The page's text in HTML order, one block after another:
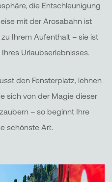
die Entschleunigung
mit der Arosabahn ist
Ihrem Aufenthalt – sie ist
Urlaubserlebnisses.
den Fensterplatz, lehnen
sich von der Magie dieser
– so beginnt Ihre
schönste Art.